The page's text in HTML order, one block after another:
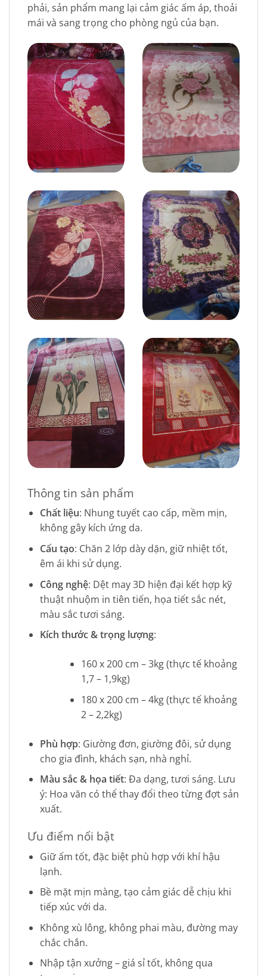
phải, sản phẩm mang lại cảm giác ấm áp, thoải
mái và sang trọng cho phòng ngủ của bạn.
Thông tin sản phẩm
Chất liệu: Nhung tuyết cao cấp, mềm mịn,
không gây kích ứng da.
Cấu tạo: Chăn 2 lớp dày dặn, giữ nhiệt tốt,
êm ái khi sử dụng.
Công nghệ: Dệt may 3D hiện đại kết hợp kỹ
thuật nhuộm in tiên tiến, họa tiết sắc nét,
màu sắc tươi sáng.
Kích thước & trọng lượng:
160 x 200 cm – 3kg (thực tế khoảng
1,7 – 1,9kg)
180 x 200 cm – 4kg (thực tế khoảng
2 – 2,2kg)
Phù hợp: Giường đơn, giường đôi, sử dụng
cho gia đình, khách sạn, nhà nghỉ.
Màu sắc & họa tiết: Đa dạng, tươi sáng. Lưu
ý: Hoa văn có thể thay đổi theo từng đợt sản
xuất.
Ưu điểm nổi bật
Giữ ấm tốt, đặc biệt phù hợp với khí hậu
lạnh.
Bề mặt mịn màng, tạo cảm giác dễ chịu khi
tiếp xúc với da.
Không xù lông, không phai màu, đường may
chắc chắn.
Nhập tận xưởng – giá sỉ tốt, không qua